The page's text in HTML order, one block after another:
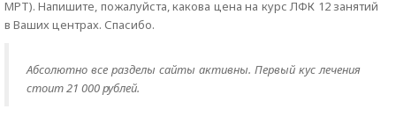
МРТ). Напишите, пожалуйста, какова цена на курс ЛФК 12 занятий
в Ваших центрах. Спасибо.
Абсолютно все разделы сайты активны. Первый кус лечения
стоит 21 000 рублей.